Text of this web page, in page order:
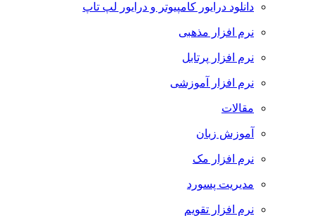
دانلود درایور کامپیوتر و درایور لپ تاپ
نرم افزار مذهبی
نرم افزار پرتابل
نرم افزار آموزشی
مقالات
آموزش زبان
نرم افزار مک
مدیریت پسورد
نرم افزار تقویم